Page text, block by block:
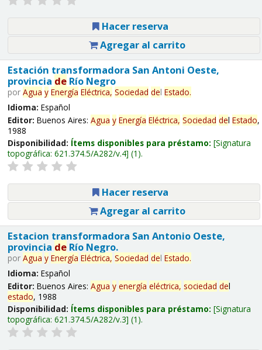
Hacer reserva
Agregar al carrito
Estación transformadora San Antoni Oeste,
provincia deRío Negro
por Agua y Energía Eléctrica, Sociedad del Estado.
Idioma: Español
Editor: Buenos Aires: Agua y Energía Eléctrica, Sociedad del Estado,
1988
Disponibilidad: Ítems disponibles para préstamo: Signatura
topográfica: 621.374.5/A282/v.4 (1).
Hacer reserva
Agregar al carrito
Estacion transformadora San Antonio Oeste,
provincia deRío Negro.
por Agua y Energía Eléctrica, Sociedad del Estado.
Idioma: Español
Editor: Buenos Aires: Agua y energía eléctrica, sociedad del
estado, 1988
Disponibilidad: Ítems disponibles para préstamo: Signatura
topográfica: 621.374.5/A282/v.3 (1).